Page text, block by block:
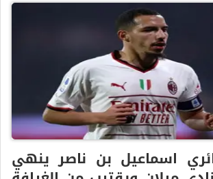
اسماعيل بن ناصر ينهي